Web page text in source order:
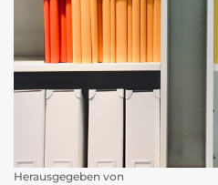
Herausgegeben von